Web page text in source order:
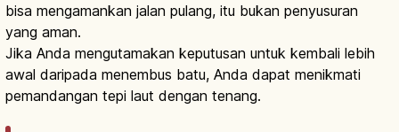
bisa mengamankan jalan pulang, itu bukan penyusuran
yang aman.
Jika Anda mengutamakan keputusan untuk kembali lebih
awal daripada menembus batu, Anda dapat menikmati
pemandangan tepi laut dengan tenang.